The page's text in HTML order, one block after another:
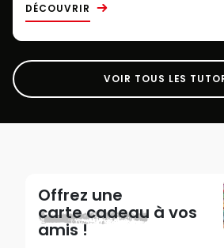
DÉCOUVRIR
VOIR TOUS LES
Offrez une
carte cadeau à vos
amis !